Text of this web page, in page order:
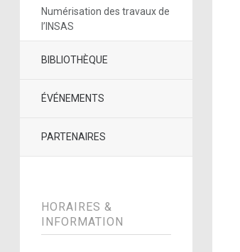
Numérisation des travaux de
l’INSAS
BIBLIOTHÈQUE
ÉVÉNEMENTS
PARTENAIRES
HORAIRES &
INFORMATION